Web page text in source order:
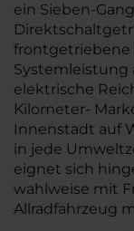
ein Sieben-
frontgetriebene
Systemleistung
elektrische
Kilometer-
Innenstadt auf
in jede
eignet sich
wahlweise mit
Allradfahrzeug